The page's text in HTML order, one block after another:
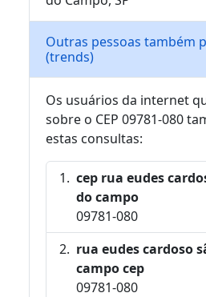
Outras pessoas também
(trends)
Os usuários da internet
sobre o CEP 09781-080
estas consultas:
cep rua eudes
do campo
09781-080
rua eudes cardoso
campo cep
09781-080